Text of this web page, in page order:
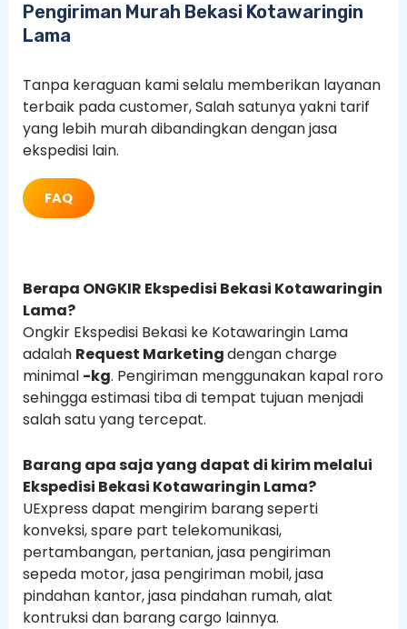
Pengiriman Murah Bekasi Kotawaringin
Lama
Tanpa keraguan kami selalu memberikan layanan
terbaik pada customer, Salah satunya yakni tarif
yang lebih murah dibandingkan dengan jasa
ekspedisi lain.
FAQ
Berapa ONGKIR Ekspedisi Bekasi Kotawaringin
Lama?
Ongkir Ekspedisi Bekasi ke Kotawaringin Lama
adalah Request Marketingdengan charge
minimal -kg. Pengiriman menggunakan kapal roro
sehingga estimasi tiba di tempat tujuan menjadi
salah satu yang tercepat.
Barang apa saja yang dapat di kirim melalui
Ekspedisi Bekasi Kotawaringin Lama?
UExpress dapat mengirim barang seperti
konveksi, spare part telekomunikasi,
pertambangan, pertanian, jasa pengiriman
sepeda motor, jasa pengiriman mobil, jasa
pindahan kantor, jasa pindahan rumah, alat
kontruksi dan barang cargo lainnya.